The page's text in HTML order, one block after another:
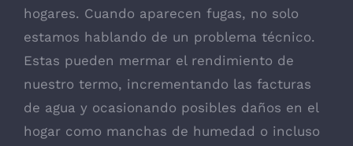
hogares. Cuando aparecen fugas, no solo
estamos hablando de un problema técnico.
Estas pueden mermar el rendimiento de
nuestro termo, incrementando las facturas
de agua y ocasionando posibles daños en el
hogar como manchas de humedad o incluso